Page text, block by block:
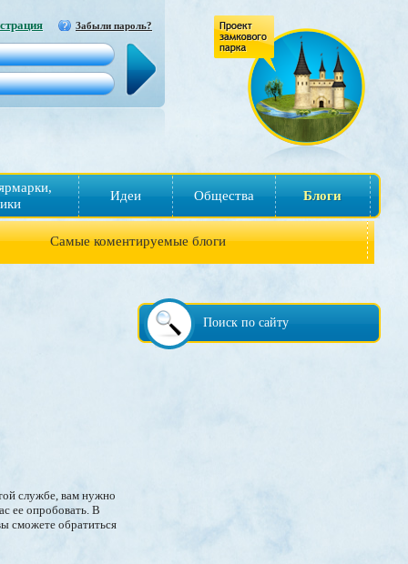
Забыли пароль?
Идеи Общества Блоги
Самые коментируемые блоги
Поиск по сайту
службе, вам нужно
ее опробовать. В
сможете обратиться